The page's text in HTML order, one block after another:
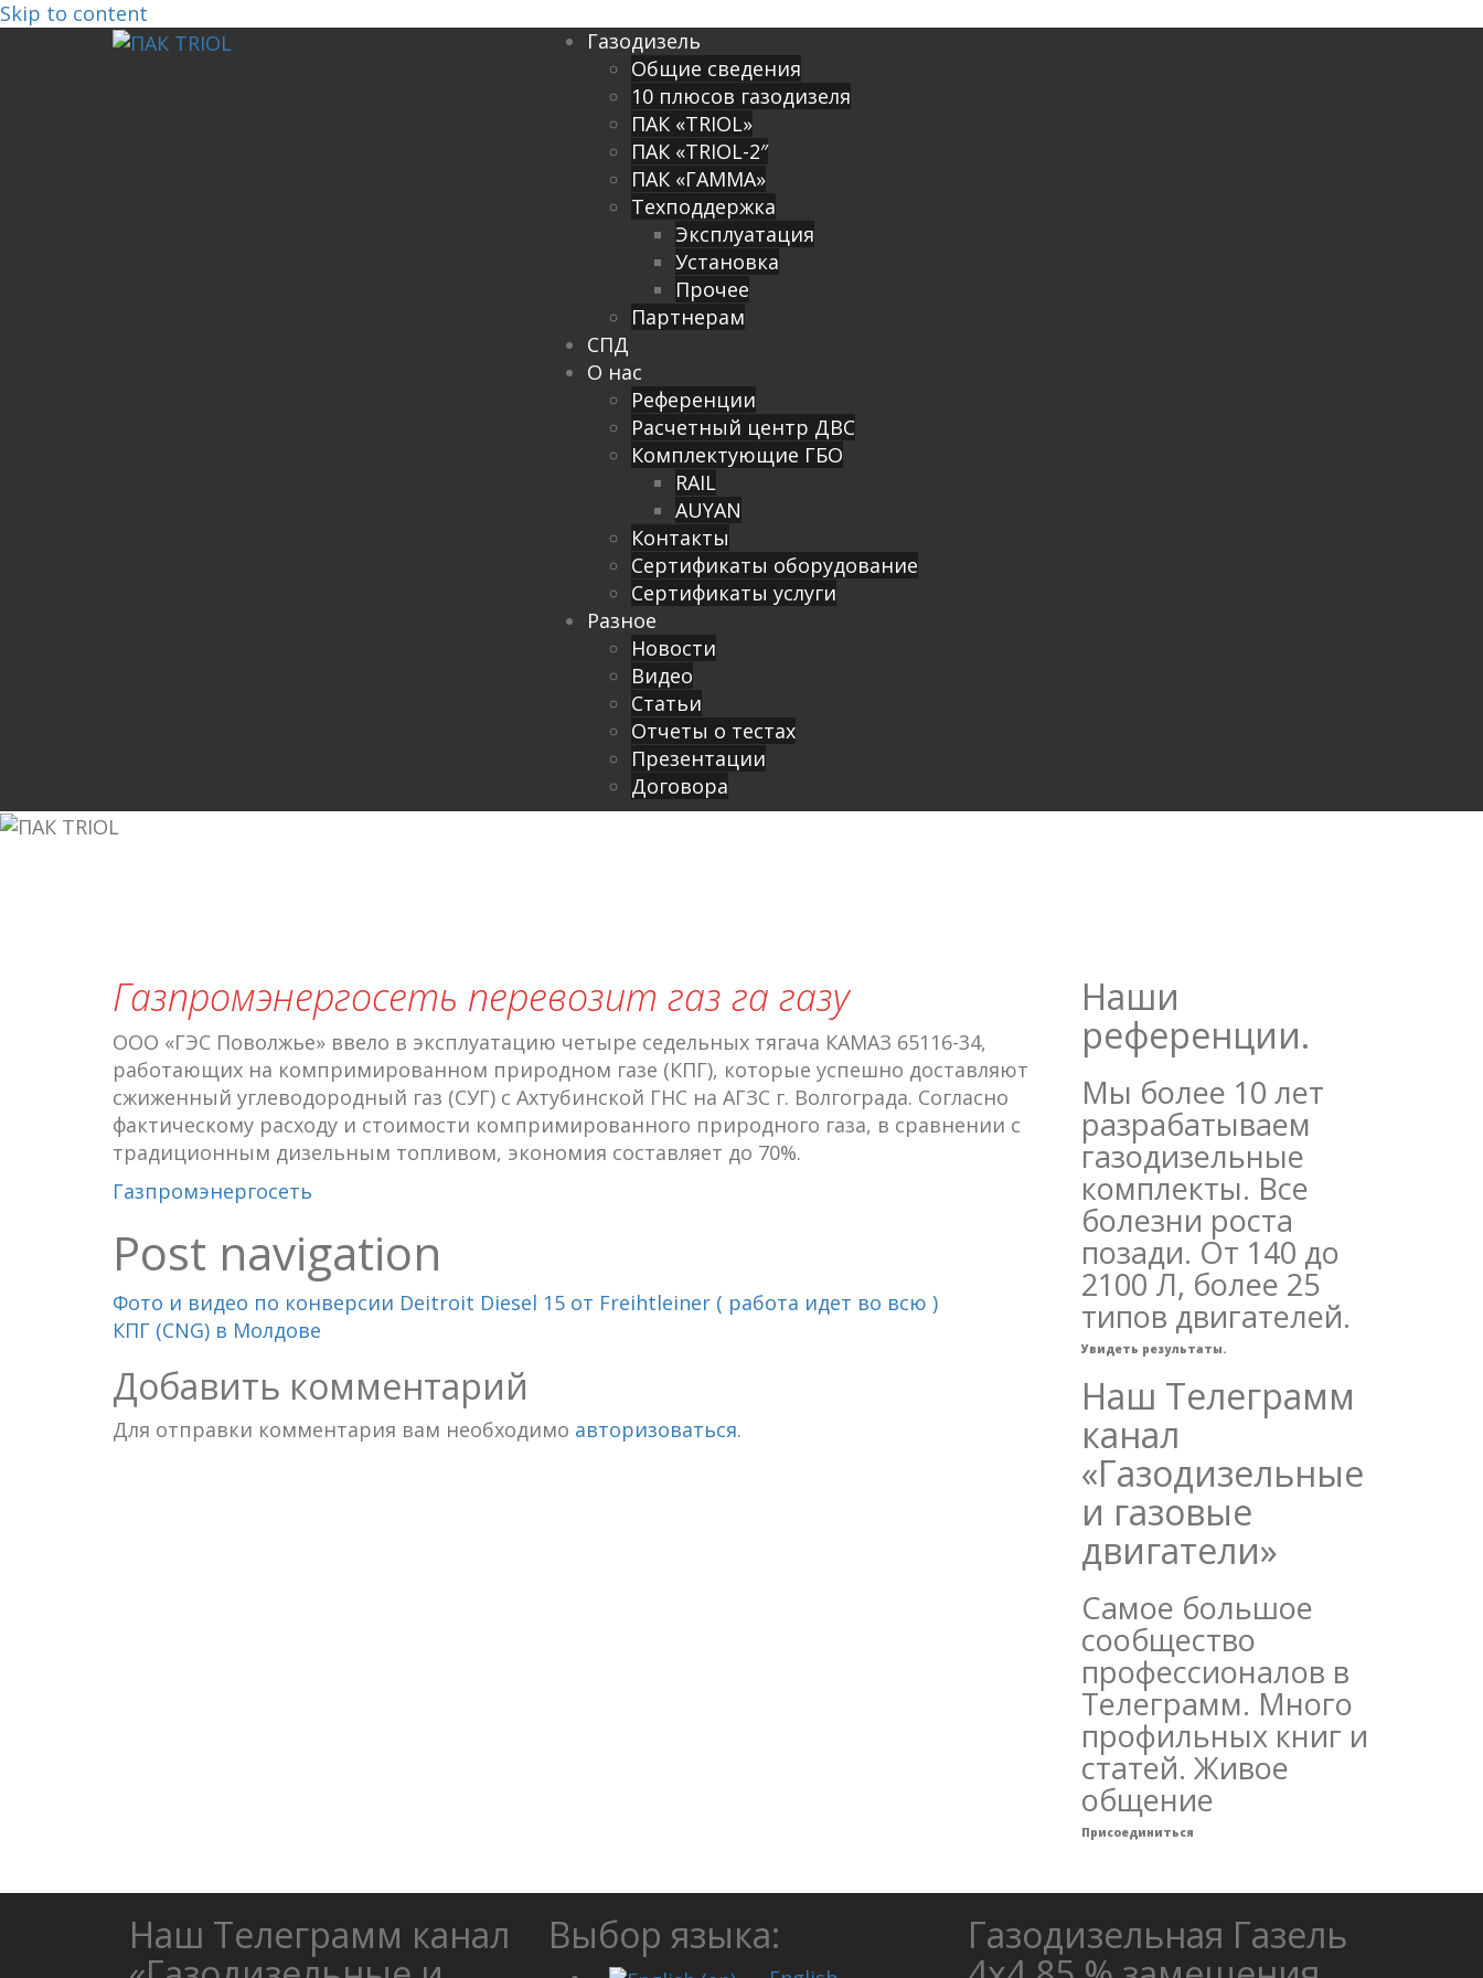
Skip to content
Газодизель
Общие сведения
10 плюсов газодизеля
ПАК «TRIOL»
ПАК «TRIOL-2″
ПАК «ГАММА»
Техподдержка
Эксплуатация
Установка
Прочее
Партнерам
СПД
О нас
Референции
Расчетный центр ДВС
Комплектующие ГБО
RAIL
AUYAN
Контакты
Сертификаты оборудование
Сертификаты услуги
Разное
Новости
Видео
Cтатьи
Отчеты о тестах
Презентации
Договора
Газпромэнергосеть перевозит газ га газу
ООО «ГЭС Поволжье» ввело в эксплуатацию четыре седельных тягача КАМАЗ 65116-34,
работающих на компримированном природном газе (КПГ), которые успешно доставляют
сжиженный углеводородный газ (СУГ) с Ахтубинской ГНС на АГЗС г. Волгограда. Согласно
фактическому расходу и стоимости компримированного природного газа, в сравнении с
традиционным дизельным топливом, экономия составляет до 70%.
Газпромэнергосеть
Post navigation
Фото и видео по конверсии Deitroit Diesel 15 от Freihtleiner ( работа идет во всю )
КПГ (CNG) в Молдове
Добавить комментарий
Для отправки комментария вам необходимо авторизоваться.
Наши
референции.
Мы более 10 лет
разрабатываем
газодизельные
комплекты. Все
болезни роста
позади. От 140 до
2100 Л, более 25
типов двигателей.
Увидеть результаты.
Наш Телеграмм
канал
«Газодизельные
и газовые
двигатели»
Самое большое
сообщество
профессионалов в
Телеграмм. Много
профильных книг и
статей. Живое
общение
Присоединиться
Наш Телеграмм канал
Выбор языка:
Газодизельная Газель